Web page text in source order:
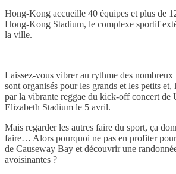
Hong-Kong accueille 40 équipes et plus de
Hong-Kong Stadium, le complexe sportif
la ville.
Laissez-vous vibrer au rythme des nombreux
sont organisés pour les grands et les petits et,
par la vibrante reggae du kick-off concert de
Elizabeth Stadium le 5 avril.
Mais regarder les autres faire du sport, ça
faire… Alors pourquoi ne pas en profiter
de Causeway Bay et découvrir une
avoisinantes ?